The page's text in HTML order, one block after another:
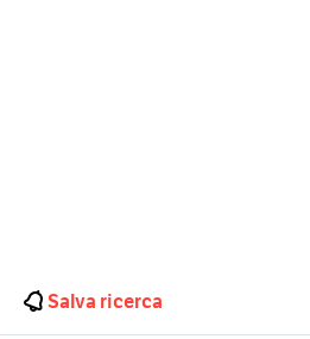
Salva ricerca